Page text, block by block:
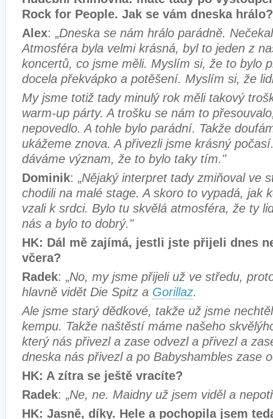
Rock for People. Jak se vám dneska hrálo?
Alex: „Dneska se nám hrálo parádně.
Atmosféra byla velmi krásná, byl to jeden z
koncertů, co jsme měli. Myslím si, že to bylo
docela překvápko a potěšení. Myslím si, že
My jsme totiž tady minulý rok měli takový
warm-up párty. A trošku se nám to
nepovedlo. A tohle bylo parádní. Takže
ukážeme znova. A přivezli jsme krásný
dáváme význam, že to bylo taky tím."
Dominik: „Nějaký interpret tady zmiňoval ve
chodili na malé stage. A skoro to vypadá, jak
vzali k srdci. Bylo tu skvělá atmosféra, že ty
nás a bylo to dobrý."
HK: Dál mě zajímá, jestli jste přijeli dnes
včera?
Radek: „No, my jsme přijeli už ve středu,
hlavně vidět Die Spitz a Gorillaz.
Ale jsme starý dědkové, takže už jsme
kempu. Takže naštěstí máme našeho
který nás přivezl a zase odvezl a přivezl a
dneska nás přivezl a po Babyshambles zase
HK: A zítra se ještě vracíte?
Radek: „Ne, ne. Maidny už jsem viděl a
HK: Jasně, díky. Hele a pochopila jsem